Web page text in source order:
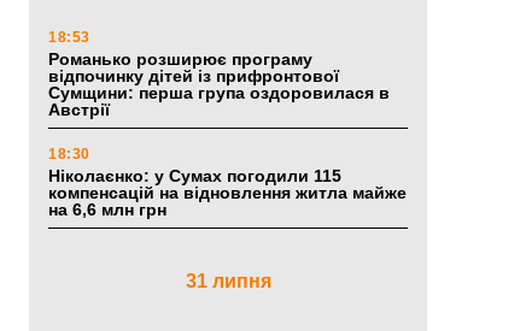
18:53
Романько розширює програму
відпочинку дітей із прифронтової
Сумщини: перша група оздоровилася в
Австрії
18:30
Ніколаєнко: у Сумах погодили 115
компенсацій на відновлення житла майже
на 6,6 млн грн
31 липня